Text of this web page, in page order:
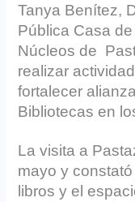
Tanya Benítez,
Pública Casa
Núcleos de
realizar
fortalecer
Bibliotecas en
La visita a
mayo y
libros y el